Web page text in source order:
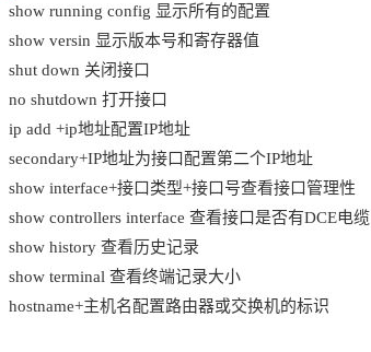
show running config 显示所有的配置
show versin 显示版本号和寄存器值
shut down 关闭接口
no shutdown 打开接口
ip add +ip地址配置IP地址
secondary+IP地址为接口配置第二个IP地址
show interface+接口类型+接口号查看接口管理性
show controllers interface 查看接口是否有DCE电缆
show history 查看历史记录
show terminal 查看终端记录大小
hostname+主机名配置路由器或交换机的标识